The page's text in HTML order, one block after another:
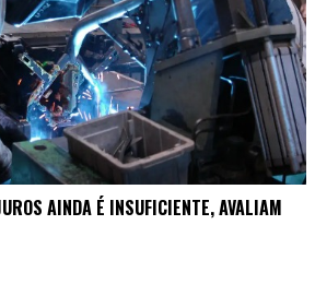
AINDA É INSUFICIENTE, AVALIAM